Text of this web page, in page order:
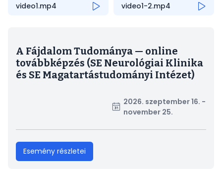
video1.mp4 video1-2.mp4
A Fájdalom Tudománya — online
továbbképzés (SE Neurológiai Klinika
és SE Magatartástudományi Intézet)
2026. szeptember 16. -
november 25.
Esemény részletei